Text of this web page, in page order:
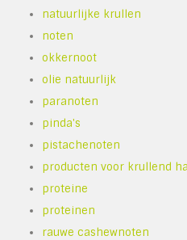
natuurlijke krullen
noten
okkernoot
olie natuurlijk
paranoten
pinda's
pistachenoten
producten voor krullend
proteine
proteinen
rauwe cashewnoten